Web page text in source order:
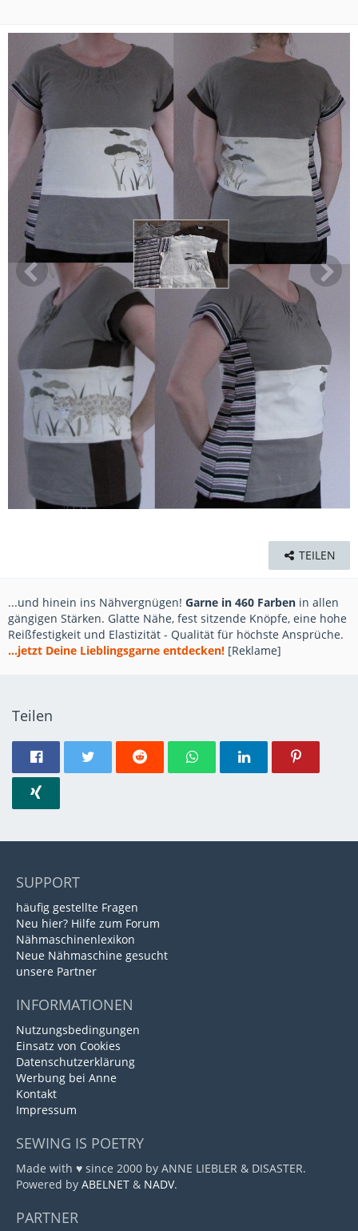
TEILEN
...und hinein ins Nähvergnügen! Garne in 460 Farben in allen
gängigen Stärken. Glatte Nähe, fest sitzende Knöpfe, eine hohe
Reißfestigkeit und Elastizität - Qualität für höchste Ansprüche.
...jetzt Deine Lieblingsgarne entdecken! [Reklame]
Teilen
SUPPORT
häufig gestellte Fragen
Neu hier? Hilfe zum Forum
Nähmaschinenlexikon
Neue Nähmaschine gesucht
unsere Partner
INFORMATIONEN
Nutzungsbedingungen
Einsatz von Cookies
Datenschutzerklärung
Werbung bei Anne
Kontakt
Impressum
SEWING IS POETRY
Made with ♥ since 2000 by ANNE LIEBLER & DISASTER.
Powered by ABELNET & NADV.
PARTNER